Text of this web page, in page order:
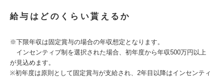
給与はどのくらい貰えるか
※下限年収は固定賞与の場合の年収想定となります。
インセンティブ制を選択された場合、初年度から年収500万円以上
が見込めます。
※初年度は原則として固定賞与が支給され、2年目以降はインセンティ